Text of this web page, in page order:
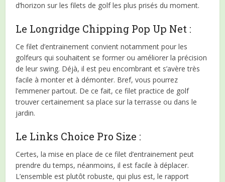
d’horizon sur les filets de golf les plus prisés du moment.
Le Longridge Chipping Pop Up Net :
Ce filet d’entrainement convient notamment pour les
golfeurs qui souhaitent se former ou améliorer la précision
de leur swing. Déjà, il est peu encombrant et s’avère très
facile à monter et à démonter. Bref, vous pourrez
l’emmener partout. De ce fait, ce filet practice de golf
trouver certainement sa place sur la terrasse ou dans le
jardin.
Le Links Choice Pro Size :
Certes, la mise en place de ce filet d’entrainement peut
prendre du temps, néanmoins, il est facile à déplacer.
L’ensemble est plutôt robuste, qui plus est, le rapport